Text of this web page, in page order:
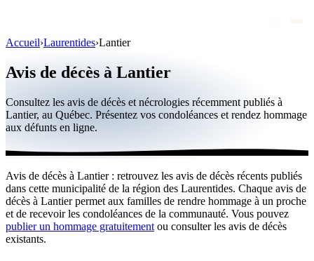
Personnalités publiques
Québec
Canada
International
Par région
Par ville
Maisons funéraires
Accueil›Laurentides›Lantier
Avis de décès à Lantier
Consultez les avis de décès et nécrologies récemment publiés à
Lantier, au Québec. Présentez vos condoléances et rendez hommage
aux défunts en ligne.
Avis de décès à Lantier : retrouvez les avis de décès récents publiés
dans cette municipalité de la région des Laurentides. Chaque avis de
décès à Lantier permet aux familles de rendre hommage à un proche
et de recevoir les condoléances de la communauté. Vous pouvez
publier un hommage gratuitement ou consulter les avis de décès
existants.